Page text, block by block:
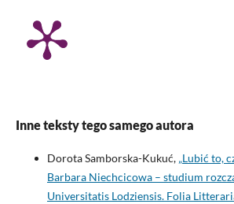
Inne teksty tego samego autora
Dorota Samborska-Kukuć, „Lubić to,
Barbara Niechcicowa – studium
Universitatis Lodziensis. Folia